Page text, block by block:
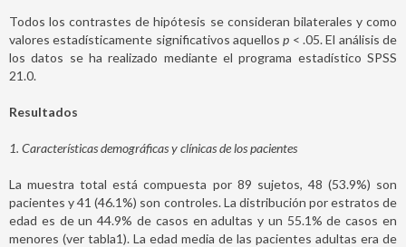
Todos los contrastes de hipótesis se consideran bilaterales y como
valores estadísticamente significativos aquellosp < .05. El análisis de
los datos se ha realizado mediante el programa estadístico SPSS
21.0.
Resultados
1. Características demográficas y clínicas de los pacientes
La muestra total está compuesta por 89 sujetos, 48 (53.9%) son
pacientes y 41 (46.1%) son controles. La distribución por estratos de
edad es de un 44.9% de casos en adultas y un 55.1% de casos en
menores (ver tabla1). La edad media de las pacientes adultas era de